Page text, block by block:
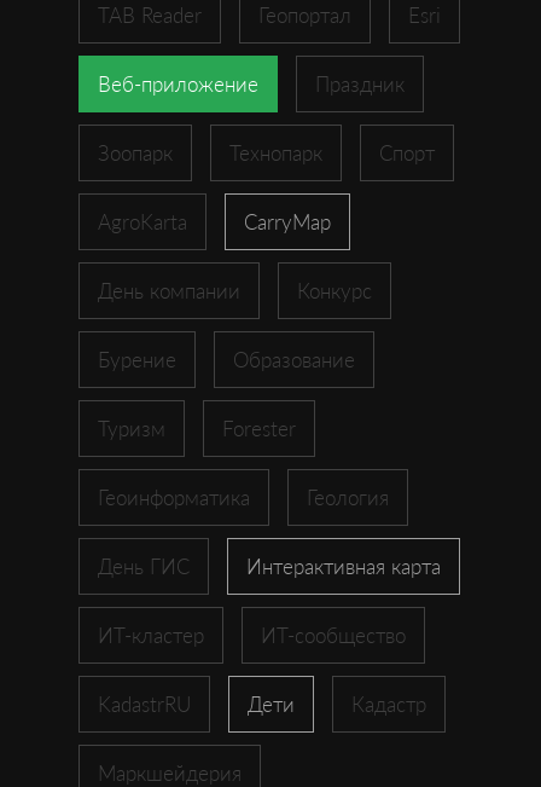
TAB Reader Геопортал Esri
Веб-приложение Праздник
Зоопарк Технопарк Спорт
AgroKarta CarryMap
День компании Конкурс
Бурение Образование
Туризм Forester
Геоинформатика Геология
День ГИС Интерактивная карта
ИТ-кластер ИТ-сообщество
KadastrRU Дети Кадастр
Маркшейдерия